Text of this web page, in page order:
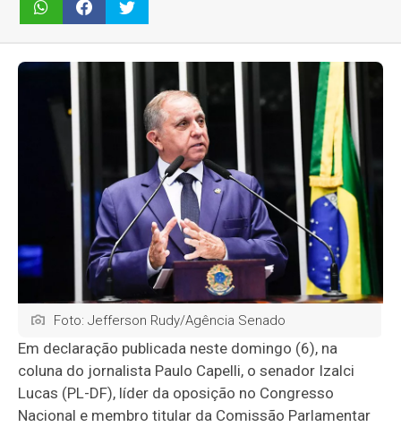
Foto: Jefferson Rudy/Agência Senado
Em declaração publicada neste domingo (6), na
coluna do jornalista Paulo Capelli, o senador Izalci
Lucas (PL-DF), líder da oposição no Congresso
Nacional e membro titular da Comissão Parlamentar